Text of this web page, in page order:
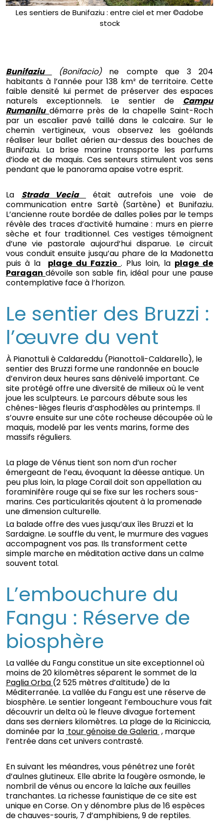
Les sentiers de Bunifaziu : entre ciel et mer ©adobe
stock
Bunifaziu (Bonifacio)ne compte que 3 204
habitants à l’année pour 138 km² de territoire. Cette
faible densité lui permet de préserver des espaces
naturels exceptionnels. Le sentier de Campu
Rumanilu démarre près de la chapelle Saint-Roch
par un escalier pavé taillé dans le calcaire. Sur le
chemin vertigineux, vous observez les goélands
réaliser leur ballet aérien au-dessus des bouches de
Bunifaziu. La brise marine transporte les parfums
d’iode et de maquis. Ces senteurs stimulent vos sens
pendant que le panorama apaise votre esprit.
La Strada Vecia
était autrefois une voie de
communication entre Sartè (Sartène) et Bunifaziu.
L’ancienne route bordée de dalles polies par le temps
révèle des traces d’activité humaine : murs en pierre
sèche et four traditionnel. Ces vestiges témoignent
d’une vie pastorale aujourd’hui disparue. Le circuit
vous conduit ensuite jusqu’au phare de la Madonetta
puis à la
plage du Fazzio . Plus loin, la plage de
Paragandévoile son sable fin, idéal pour une pause
contemplative face à l’horizon.
Le sentier des Bruzzi :
l’œuvre du vent
À Pianottuli è Caldareddu (Pianottoli-Caldarello), le
sentier des Bruzzi forme une randonnée en boucle
d’environ deux heures sans dénivelé important. Ce
site protégé offre une diversité de milieux où le vent
joue les sculpteurs. Le parcours débute sous les
chênes-lièges fleuris d’asphodèles au printemps. Il
s’ouvre ensuite sur une côte rocheuse découpée où le
maquis, modelé par les vents marins, forme des
massifs réguliers.
La plage de Vénus tient son nom d’un rocher
émergeant de l’eau, évoquant la déesse antique. Un
peu plus loin, la plage Corail doit son appellation au
foraminifère rouge qui se fixe sur les rochers sous-
marins. Ces particularités ajoutent à la promenade
une dimension culturelle.
La balade offre des vues jusqu’aux îles Bruzzi et la
Sardaigne. Le souffle du vent, le murmure des vagues
accompagnent vos pas. Ils transforment cette
simple marche en méditation active dans un calme
souvent total.
L’embouchure du
Fangu : Réserve de
biosphère
La vallée du Fangu constitue un site exceptionnel où
moins de 20 kilomètres séparent le sommet de la
Paglia Orba (2 525 mètres d’altitude) de la
Méditerranée. La vallée du Fangu est une réserve de
biosphère. Le sentier longeant l’embouchure vous fait
découvrir un delta où le fleuve divague fortement
dans ses derniers kilomètres. La plage de la Riciniccia,
dominée par la tour génoise de Galeria , marque
l’entrée dans cet univers contrasté.
En suivant les méandres, vous pénétrez une forêt
d’aulnes glutineux. Elle abrite la fougère osmonde, le
nombril de vénus ou encore la laîche aux feuilles
tranchantes. La richesse faunistique de ce site est
unique en Corse. On y dénombre plus de 16 espèces
de chauves-souris, 7 d’amphibiens, 9 de reptiles.